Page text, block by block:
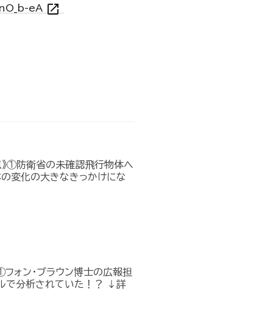
eA open_in_new
》①防衛省の未確認飛行物体へ
変化の大きなきっかけにな
フォン・ブラウン博士の広報担
で分析されていた！？ ↓詳